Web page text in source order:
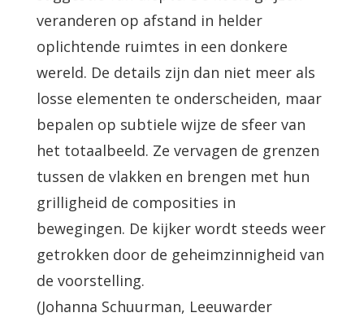
veranderen op afstand in helder
oplichtende ruimtes in een donkere
wereld. De details zijn dan niet meer als
losse elementen te onderscheiden, maar
bepalen op subtiele wijze de sfeer van
het totaalbeeld. Ze vervagen de grenzen
tussen de vlakken en brengen met hun
grilligheid de composities in
bewegingen. De kijker wordt steeds weer
getrokken door de geheimzinnigheid van
de voorstelling.
(Johanna Schuurman, Leeuwarder